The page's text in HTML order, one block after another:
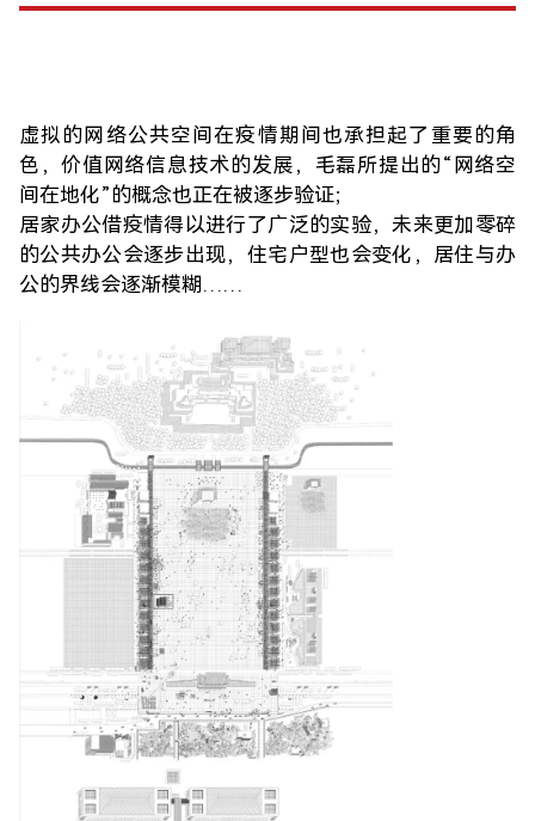
虚拟的网络公共空间在疫情期间也承担起了重要的角
色，价值网络信息技术的发展，毛磊所提出的“网络空
间在地化”的概念也正在被逐步验证；
居家办公借疫情得以进行了广泛的实验，未来更加零碎
的公共办公会逐步出现，住宅户型也会变化，居住与办
公的界线会逐渐模糊……